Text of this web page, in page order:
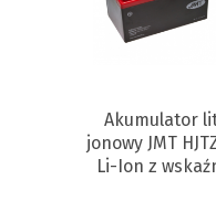
Akumulator
jonowy JMT
Li-Ion z